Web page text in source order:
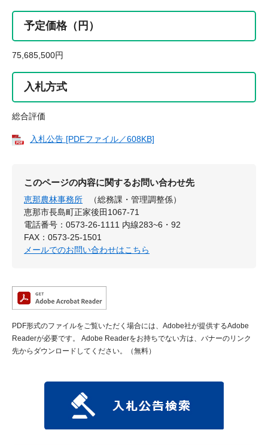
予定価格（円）
75,685,500円
入札方式
総合評価
入札公告 [PDFファイル／608KB]
このページの内容に関するお問い合わせ先
恵那農林事務所
（総務課・管理調整係）
恵那市長島町正家後田1067-71
電話番号：0573-26-1111 内線283~6・92
FAX：0573-25-1501
メールでのお問い合わせはこちら
PDF形式のファイルをご覧いただく場合には、Adobe社が提供するAdobe
Readerが必要です。
Adobe Readerをお持ちでない方は、バナーのリンク
先からダウンロードしてください。（無料）